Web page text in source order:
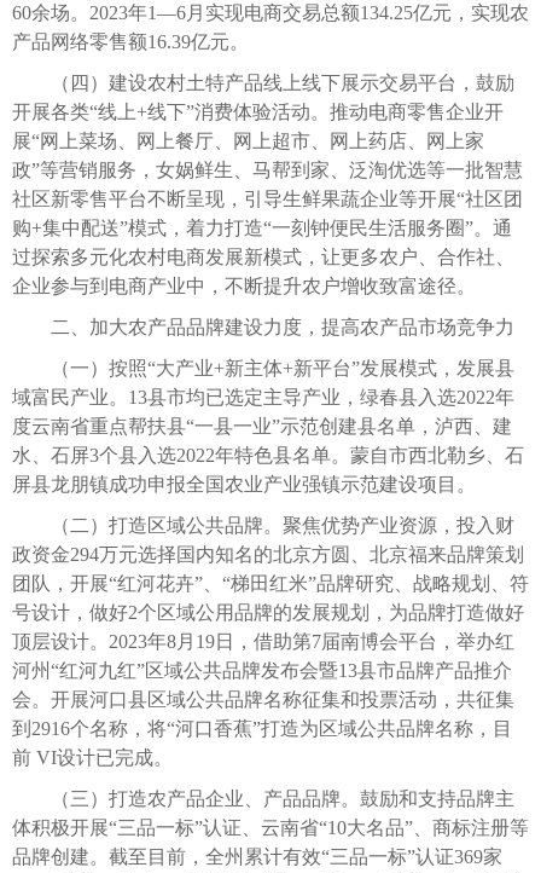
60余场。2023年1—6月实现电商交易总额134.25亿元，实现农
产品网络零售额16.39亿元。
（四）建设农村土特产品线上线下展示交易平台，鼓励
开展各类“线上+线下”消费体验活动。推动电商零售企业开
展“网上菜场、网上餐厅、网上超市、网上药店、网上家
政”等营销服务，女娲鲜生、马帮到家、泛淘优选等一批智慧
社区新零售平台不断呈现，引导生鲜果蔬企业等开展“社区团
购+集中配送”模式，着力打造“一刻钟便民生活服务圈”。通
过探索多元化农村电商发展新模式，让更多农户、合作社、
企业参与到电商产业中，不断提升农户增收致富途径。
二、加大农产品品牌建设力度，提高农产品市场竞争力
（一）按照“大产业+新主体+新平台”发展模式，发展县
域富民产业。13县市均已选定主导产业，绿春县入选2022年
度云南省重点帮扶县“一县一业”示范创建县名单，泸西、建
水、石屏3个县入选2022年特色县名单。蒙自市西北勒乡、石
屏县龙朋镇成功申报全国农业产业强镇示范建设项目。
（二）打造区域公共品牌。聚焦优势产业资源，投入财
政资金294万元选择国内知名的北京方圆、北京福来品牌策划
团队，开展“红河花卉”、“梯田红米”品牌研究、战略规划、符
号设计，做好2个区域公用品牌的发展规划，为品牌打造做好
顶层设计。2023年8月19日，借助第7届南博会平台，举办红
河州“红河九红”区域公共品牌发布会暨13县市品牌产品推介
会。开展河口县区域公共品牌名称征集和投票活动，共征集
到2916个名称，将“河口香蕉”打造为区域公共品牌名称，目
前 VI设计已完成。
（三）打造农产品企业、产品品牌。鼓励和支持品牌主
体积极开展“三品一标”认证、云南省“10大名品”、商标注册等
品牌创建。截至目前，全州累计有效“三品一标”认证369家